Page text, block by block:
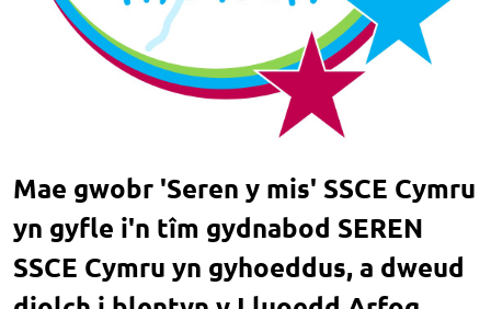
Mae gwobr 'Seren y mis' SSCE Cymru
yn gyfle i'n tîm gydnabod SEREN
SSCE Cymru yn gyhoeddus, a dweud